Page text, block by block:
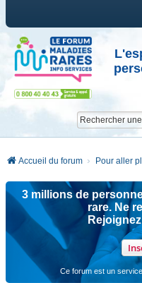
Accueil du forum Pour aller
3 millions de
rare. Ne
Ce forum est un